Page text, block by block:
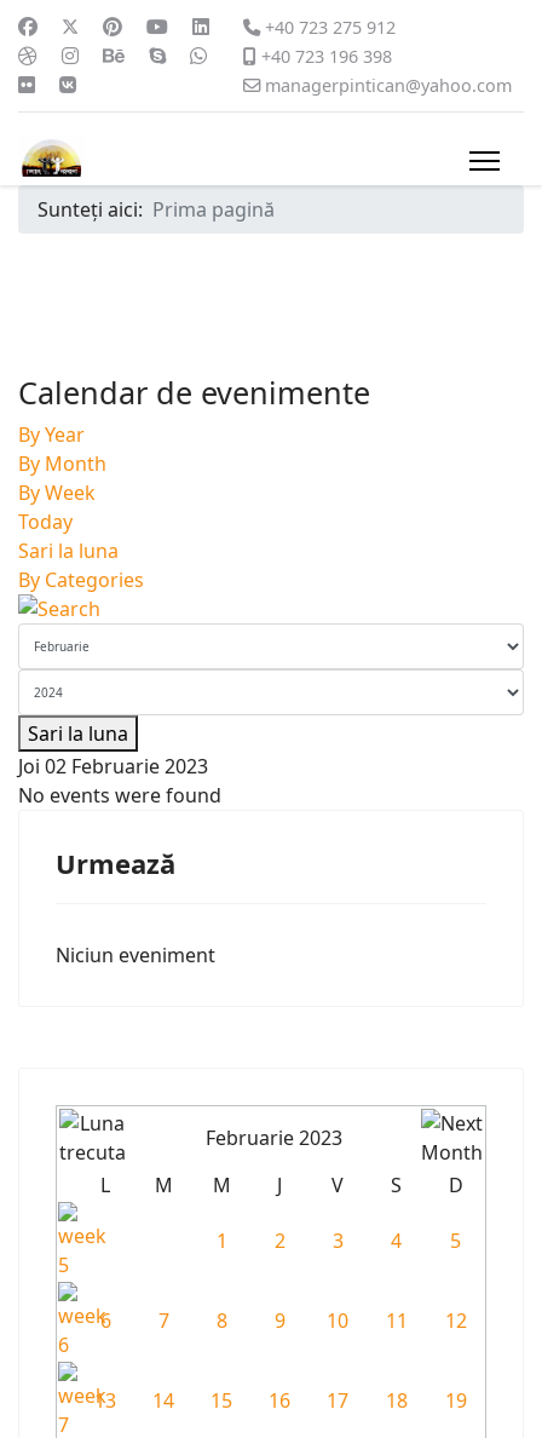
+40 723 275 912
+40 723 196 398
managerpintican@yahoo.com
Sunteți aici: Prima pagină
Calendar de evenimente
By Year
By Month
By Week
Today
Sari la luna
By Categories
Sari la luna
Joi 02 Februarie 2023
No events were found
Urmează
Niciun eveniment
Februarie 2023
L
M M J V S D
1 2 3 4 5
6 7 8 9 10 11 12
13 14 15 16 17 18 19